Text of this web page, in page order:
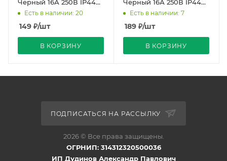
Черный 16А 250В IP44
Каучук SMARTBUY
Есть в наличии: 20
149 ₽/шт
В КОРЗИНУ
Черный 16А 250В IP44
Каучук UNIVersal
Есть в наличии: 7
189 ₽/шт
В КОРЗИНУ
ПОДПИСАТЬСЯ НА РАССЫЛКУ
2026 © Все права защищены.
ОГРНИП: 314312320500036
ИП Дудинов Александр Павлович